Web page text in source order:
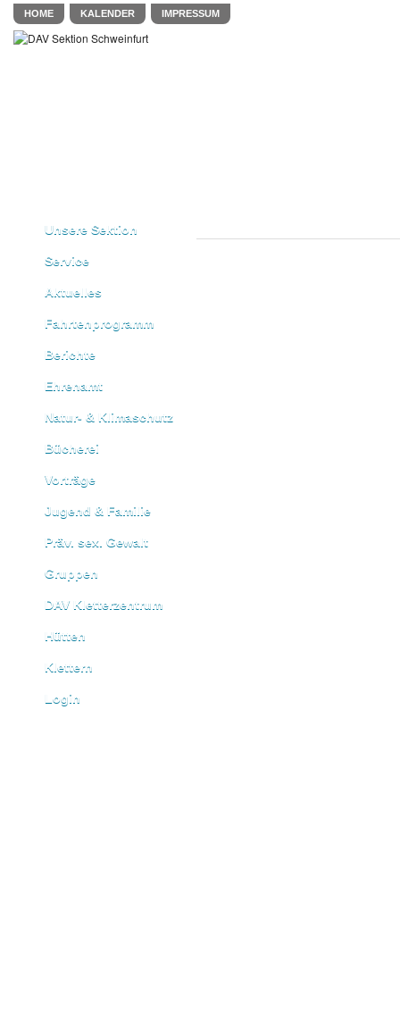
HOME KALENDER IMPRESSUM
Unsere Sektion
Service
Aktuelles
Fahrtenprogramm
Berichte
Ehrenamt
Natur- & Klimaschutz
Bücherei
Vorträge
Jugend & Familie
Präv. sex. Gewalt
Gruppen
DAV Kletterzentrum
Hütten
Klettern
Login